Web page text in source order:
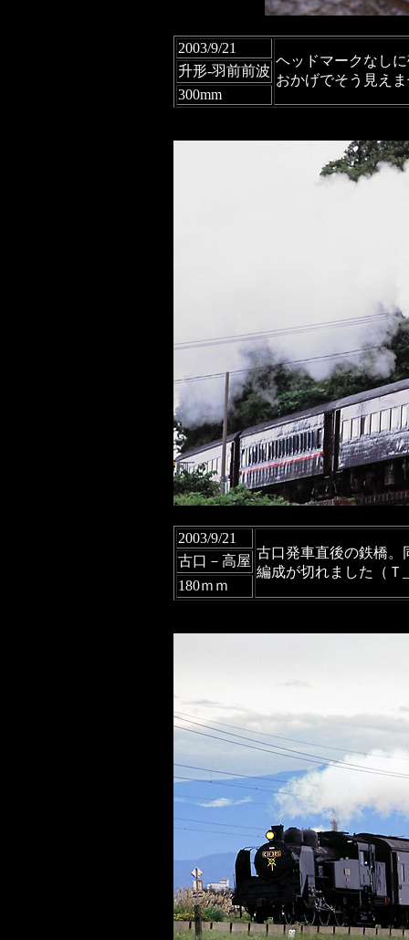
2003/9/21
ヘッドマークなし
おかげでそう見え
升形-羽前前波
300mm
2003/9/21
古口発車直後の鉄橋。
編成が切れました（Ｔ
古口－高屋
180ｍｍ